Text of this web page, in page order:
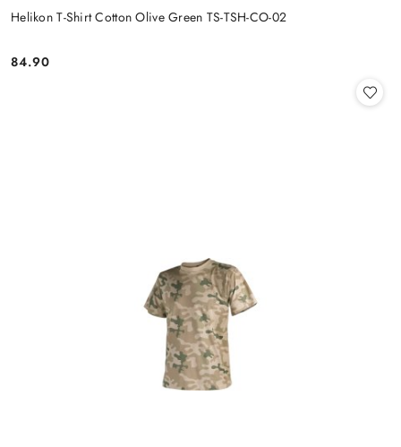
Helikon T-Shirt Cotton Olive Green TS-TSH-CO-02
Cena:
84.90